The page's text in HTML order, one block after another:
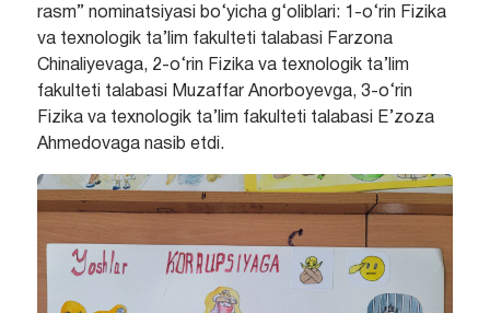
rasm” nominatsiyasi bo‘yicha g‘oliblari: 1-o‘rin Fizika
va texnologik ta’lim fakulteti talabasi Farzona
Chinaliyevaga, 2-o‘rin Fizika va texnologik ta’lim
fakulteti talabasi Muzaffar Anorboyevga, 3-o‘rin
Fizika va texnologik ta’lim fakulteti talabasi E’zoza
Ahmedovaga nasib etdi.